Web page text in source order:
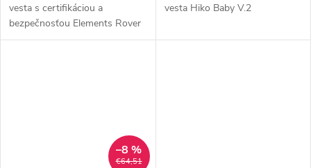
vesta s certifikáciou a
bezpečnosťou Elements Rover
Junior je spoľahlivá a
vesta Hiko Baby V.2
€64,51
–8 %